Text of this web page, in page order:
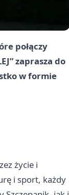
połączy
zaprasza do
w formie
życie i
i sport, każdy